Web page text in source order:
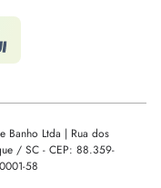
Banho Ltda | Rua dos
/ SC - CEP: 88.359-
58